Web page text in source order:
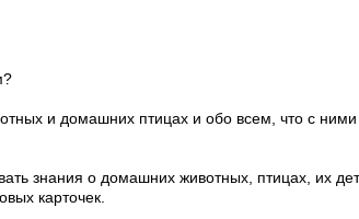
и домашних птицах и обо всем, что с ними
знания о домашних животных, птицах, их
карточек.